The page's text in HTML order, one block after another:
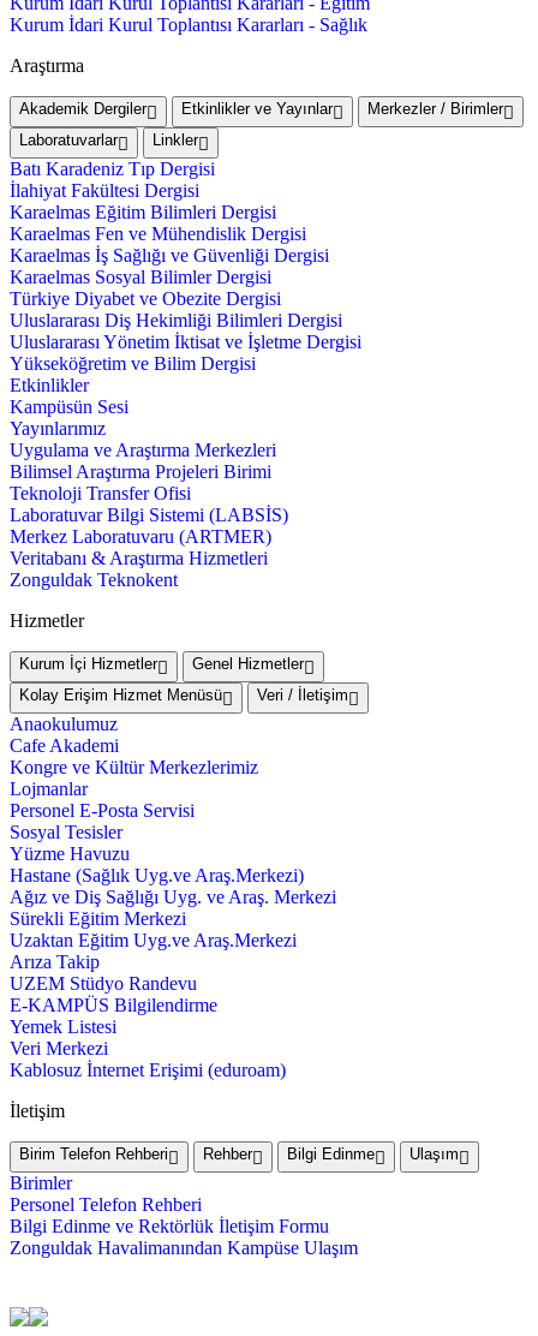
Kurum İdari Kurul Toplantısı Kararları - Sağlık
Araştırma
Akademik Dergiler Etkinlikler ve Yayınlar
Merkezler / Birimler
Laboratuvarlar
Linkler
Batı Karadeniz Tıp Dergisi
İlahiyat Fakültesi Dergisi
Karaelmas Eğitim Bilimleri Dergisi
Karaelmas Fen ve Mühendislik Dergisi
Karaelmas İş Sağlığı ve Güvenliği Dergisi
Karaelmas Sosyal Bilimler Dergisi
Türkiye Diyabet ve Obezite Dergisi
Uluslararası Diş Hekimliği Bilimleri Dergisi
Uluslararası Yönetim İktisat ve İşletme Dergisi
Yükseköğretim ve Bilim Dergisi
Etkinlikler
Kampüsün Sesi
Yayınlarımız
Uygulama ve Araştırma Merkezleri
Bilimsel Araştırma Projeleri Birimi
Teknoloji Transfer Ofisi
Laboratuvar Bilgi Sistemi (LABSİS)
Merkez Laboratuvaru (ARTMER)
Veritabanı & Araştırma Hizmetleri
Zonguldak Teknokent
Hizmetler
Kurum İçi Hizmetler
Genel Hizmetler
Kolay Erişim Hizmet Menüsü
Veri / İletişim
Anaokulumuz
Cafe Akademi
Kongre ve Kültür Merkezlerimiz
Lojmanlar
Personel E-Posta Servisi
Sosyal Tesisler
Yüzme Havuzu
Hastane (Sağlık Uyg.ve Araş.Merkezi)
Ağız ve Diş Sağlığı Uyg. ve Araş. Merkezi
Sürekli Eğitim Merkezi
Uzaktan Eğitim Uyg.ve Araş.Merkezi
Arıza Takip
UZEM Stüdyo Randevu
E-KAMPÜS Bilgilendirme
Yemek Listesi
Veri Merkezi
Kablosuz İnternet Erişimi (eduroam)
İletişim
Birim Telefon Rehberi Rehber Bilgi Edinme Ulaşım
Birimler
Personel Telefon Rehberi
Bilgi Edinme ve Rektörlük İletişim Formu
Zonguldak Havalimanından Kampüse Ulaşım